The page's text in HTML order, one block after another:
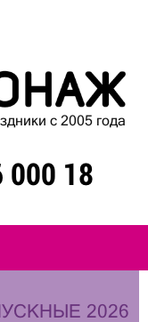
с 2005 года
000 18
2026